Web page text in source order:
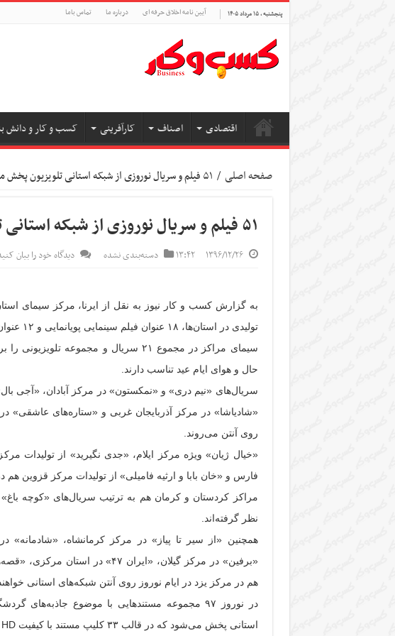
پنجشنبه , ۱۵ مرداد ۱۴۰۵ آیین نامه اخلاق حرفه ای درباره ما تماس باما
اقتصادی اصناف کارآفرینی کسب و کار و دانش
صفحه اصلی / ۵۱ فیلم و سریال نوروزی از شبکه استانی تلویزیون پخش میشود
۵۱ فیلم و سریال نوروزی از شبکه استانی تلویزیون پخش میشود
۱۳۹۶/۱۲/۲۶ ۱۳:۴۲ دسته‌بندی نشده دیدگاه خود را بیان
تولیدی در استان‌ها، ۱۸ عنوان فیلم سینمایی پویانمایی و ۱۲ عنوان فیلم سینمایی خارجی پخش می‌کند.
حال و هوای ایام عید تناسب دارند.
سریال‌های «نیم دری» و «نمکستون» در مرکز آبادان، «آجی
«شادیاشا» در مرکز آذربایجان غربی و «ستاره‌های عاشقی»
روی آنتن می‌روند.
«خیال ژیان» ویژه مرکز ایلام، «جدی نگیرید» از تولیدات
فارس و «خان بابا و ارثیه فامیلی» از تولیدات مرکز قزوین هم
مراکز کردستان و کرمان هم به ترتیب سریال‌های «کوچه
نظر گرفته‌اند.
«برفین» در مرکز گیلان، «ایران ۴۷»
هم در مرکز یزد در ایام نوروز روی آنتن شبکه‌های استانی
در نوروز ۹۷ مجموعه مستندهایی با موضوع
استانی پخش می‌شود که در قالب ۳۳ کلیپ مستند با کیفیت HD با عنوان «قاصد بهار» تولید شده‌اند.